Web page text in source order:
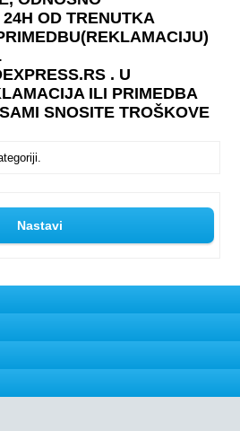
OD TRENUTKA
. U
ILI PRIMEDBA
SNOSITE TROŠKOVE
Nastavi